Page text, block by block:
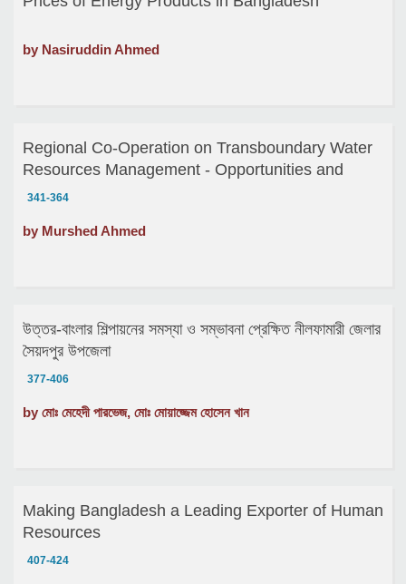
by Nasiruddin Ahmed
Regional Co-Operation on Transboundary Water
Resources Management - Opportunities and
Challenges
341-364
by Murshed Ahmed
উত্তর-বাংলার শিল্পায়নের সমস্যা ও সম্ভাবনা প্রেক্ষিত নীলফামারী জেলার
সৈয়দপুর উপজেলা
377-406
by মোঃ মেহেদী পারভেজ, মোঃ মোয়াজ্জেম হোসেন খান
Making Bangladesh a Leading Exporter of Human
Resources
407-424